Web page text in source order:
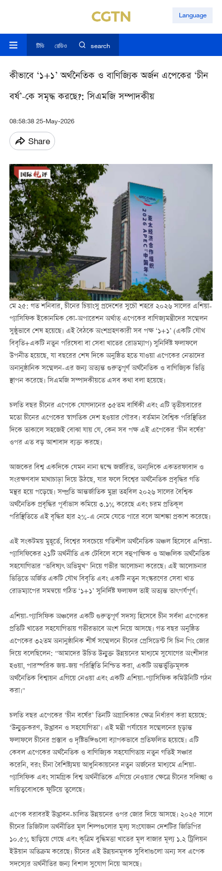
Language
টিভি রেডিও search
কীভাবে ‘১+১’ অর্থনৈতিক ও বাণিজ্যিক অর্জন এপেকের ‘চীন
বর্ষ’-কে সমৃদ্ধ করছে?: সিএমজি সম্পাদকীয়
08:58:38 25-May-2026
Share
মে ২৫: গত শনিবার, চীনের চিয়াংসু প্রদেশের সুচৌ শহরে ২০২৬ সালের এশিয়া-
প্যাসিফিক ইকোনমিক কো-অপারেশন অর্থাত্ এপেকের বাণিজ্যমন্ত্রীদের সম্মেলন
সুষ্ঠুভাবে শেষ হয়েছে। এই বৈঠকে অংশগ্রহণকারী সব পক্ষ ‘১+১’ (একটি যৌথ
বিবৃতি+একটি নতুন পরিষেবা বা সেবা খাতের রোডম্যাপ) সুনির্দিষ্ট ফলাফলে
উপনীত হয়েছে, যা বছরের শেষ দিকে অনুষ্ঠিত হতে যাওয়া এপেকের নেতাদের
অনানুষ্ঠানিক সম্মেলন-এর জন্য অত্যন্ত গুরুত্বপূর্ণ অর্থনৈতিক ও বাণিজ্যিক ভিত্তি
স্থাপন করেছে। সিএমজি সম্পাদকীয়তে এসব কথা বলা হয়েছে।
চলতি বছর চীনের এপেকে যোগদানের ৩৫তম বার্ষিকী এবং এটি তৃতীয়বারের
মতো চীনের এপেকের স্বাগতিক দেশ হওয়ার গৌরব। বর্তমান বৈশ্বিক পরিস্থিতির
দিকে তাকালে সহজেই বোঝা যায় যে, কেন সব পক্ষ এই এপেকের ‘চীন বর্ষের’
ওপর এত বড় আশাবাদ ব্যক্ত করছে।
আজকের বিশ্ব একদিকে যেমন নানা দ্বন্দ্বে জর্জরিত, অন্যদিকে একতরফাবাদ ও
সংরক্ষণবাদ মাথাচাড়া দিয়ে উঠছে, যার ফলে বিশ্বের অর্থনৈতিক প্রবৃদ্ধির গতি
মন্থর হয়ে পড়েছে। সম্প্রতি আন্তর্জাতিক মুদ্রা তহবিল ২০২৬ সালের বৈশ্বিক
অর্থনৈতিক প্রবৃদ্ধির পূর্বাভাস কমিয়ে ৩.১% করেছে এবং চরম প্রতিকূল
পরিস্থিতিতে এই বৃদ্ধির হার ২%-এ নেমে যেতে পারে বলে আশঙ্কা প্রকাশ করেছে।
এই সংকটময় মুহূর্তে, বিশ্বের সবচেয়ে গতিশীল অর্থনৈতিক অঞ্চল হিসেবে এশিয়া-
প্যাসিফিকের ২১টি অর্থনীতি এক টেবিলে বসে বহুপাক্ষিক ও আঞ্চলিক অর্থনৈতিক
সহযোগিতার "ভবিষ্যৎ অভিমুখ" নিয়ে গভীর আলোচনা করেছে। এই আলোচনার
ভিত্তিতে অর্জিত একটি যৌথ বিবৃতি এবং একটি নতুন সংস্করণের সেবা খাত
রোডম্যাপের সমন্বয়ে গঠিত ‘১+১’ সুনির্দিষ্ট ফলাফল তাই অত্যন্ত তাৎপর্যপূর্ণ।
এশিয়া-প্যাসিফিক অঞ্চলের একটি গুরুত্বপূর্ণ সদস্য হিসেবে চীন সর্বদা এপেকের
প্রতিটি খাতের সহযোগিতায় গভীরভাবে অংশ নিয়ে আসছে। গত বছর অনুষ্ঠিত
এপেকের ৩২তম অনানুষ্ঠানিক শীর্ষ সম্মেলনে চীনের প্রেসিডেন্ট সি চিন পিং জোর
দিয়ে বলেছিলেন: "আমাদের উচিত উন্মুক্ত উন্নয়নের মাধ্যমে সুযোগের অংশীদার
হওয়া, পারস্পরিক জয়-জয় পরিস্থিতি নিশ্চিত করা, একটি অন্তর্ভুক্তিমূলক
অর্থনৈতিক বিশ্বায়ন এগিয়ে নেওয়া এবং একটি এশিয়া-প্যাসিফিক কমিউনিটি গঠন
করা।"
চলতি বছর এপেকের ‘চীন বর্ষের’ তিনটি অগ্রাধিকার ক্ষেত্র নির্ধারণ করা হয়েছে:
‘উন্মুক্তকরণ, উদ্ভাবন ও সহযোগিতা’। এই মন্ত্রী পর্যায়ের সম্মেলনের চূড়ান্ত
ফলাফলে চীনের প্রস্তাব ও দৃষ্টিভঙ্গিগুলো ব্যাপকভাবে প্রতিফলিত হয়েছে। এটি
কেবল এপেকের অর্থনৈতিক ও বাণিজ্যিক সহযোগিতায় নতুন গতিই সঞ্চার
করেনি, বরং চীনা বৈশিষ্ট্যময় আধুনিকায়নের নতুন অর্জনের মাধ্যমে এশিয়া-
প্যাসিফিক এবং সামগ্রিক বিশ্ব অর্থনীতিকে এগিয়ে নেওয়ার ক্ষেত্রে চীনের সদিচ্ছা ও
দায়িত্ববোধকে ফুটিয়ে তুলেছে।
এপেক বরাবরই উদ্ভাবন-চালিত উন্নয়নের ওপর জোর দিয়ে আসছে। ২০২৫ সালে
চীনের ডিজিটাল অর্থনীতির মূল শিল্পগুলোর মূল্য সংযোজন দেশটির জিডিপির
১০.৫% ছাড়িয়ে গেছে এবং কৃত্রিম বুদ্ধিমত্তা খাতের মূল বাজার মূল্য ১.২ ট্রিলিয়ন
ইউয়ান অতিক্রম করেছে। চীনের এই উন্নয়নমূলক সুবিধাগুলো অন্য সব এপেক
সদস্যের অর্থনীতির জন্য বিশাল সুযোগ নিয়ে আসছে।